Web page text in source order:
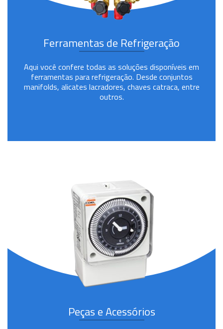
Ferramentas de Refrigeração
Aqui você confere todas as soluções disponíveis em
ferramentas para refrigeração. Desde conjuntos
manifolds, alicates lacradores, chaves catraca, entre
outros.
Peças e Acessórios